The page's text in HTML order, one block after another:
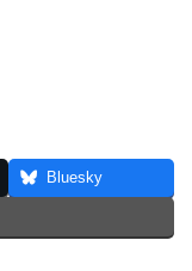
Bluesky